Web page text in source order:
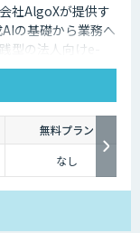
社AlgoXが提供す
の基礎から業務へ
型の法人向けe-
のコンサルファー
スケースととも
ツをご紹介してい
無料プラン
なし